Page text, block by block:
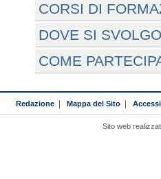
CORSI DI
DOVE SI
COME
Redazione| Mappa del Sito|
Sito web